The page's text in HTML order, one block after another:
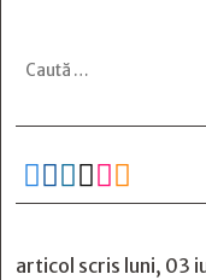
     
articol scris luni, 03